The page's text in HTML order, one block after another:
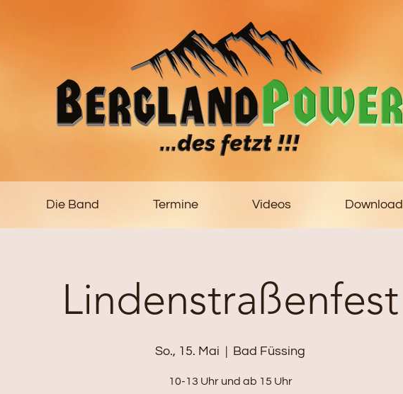
Die Band Termine Videos Download
Lindenstraßenfest
So., 15. Mai
  |
Bad Füssing
10-13 Uhr und ab 15 Uhr